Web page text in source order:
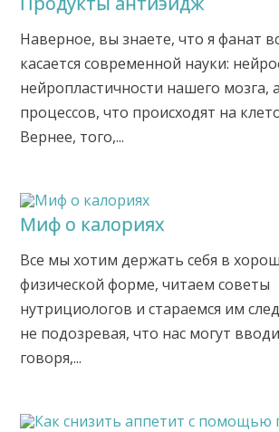
Наверное, вы знаете, что я фанат
касается современной науки:
нейропластичности нашего мозга,
процессов, что происходят на
Вернее, того,...
Миф о калориях
Все мы хотим держать себя в
физической форме, читаем советы
нутрициологов и стараемся им
не подозревая, что нас могут
говоря,...